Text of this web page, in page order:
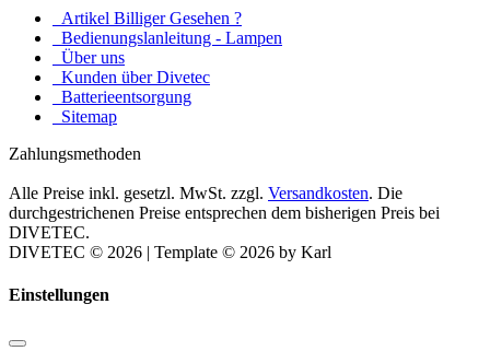
Artikel Billiger Gesehen ?
Bedienungslanleitung - Lampen
Über uns
Kunden über Divetec
Batterieentsorgung
Sitemap
Zahlungsmethoden
Alle Preise inkl. gesetzl. MwSt. zzgl. Versandkosten. Die
durchgestrichenen Preise entsprechen dem bisherigen Preis bei
DIVETEC.
DIVETEC © 2026 | Template © 2026 by Karl
Einstellungen